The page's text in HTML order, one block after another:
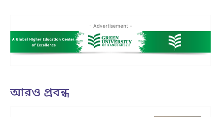
- Advertisement -
আরও প্রবন্ধ